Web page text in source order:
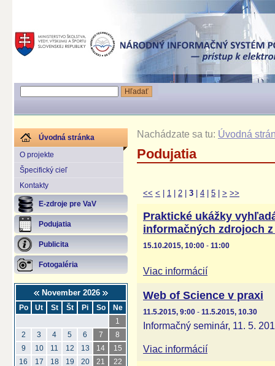
Úvodná stránka
O projekte
Špecifický cieľ
Kontakty
E-zdroje pre VaV
Podujatia
Publicita
Fotogaléria
November 2026
Po Ut St Št Pi So
Ne
1
2
3 4 5 6 7
8
9
10 11 12 13 14
15
16
17 18 19 20 21
22
Nachádzate sa tu: Úvodná
Podujatia
<< < 1 2 3 4 5 > >>
Praktické ukážky
informačných zdrojoch
15.10.2015, 10:00 - 11:00
Viac informácií
Web of Science v praxi
11.5.2015, 9:00 - 11.5.2015, 10.30
Informačný seminár, 11. 5.
Viac informácií